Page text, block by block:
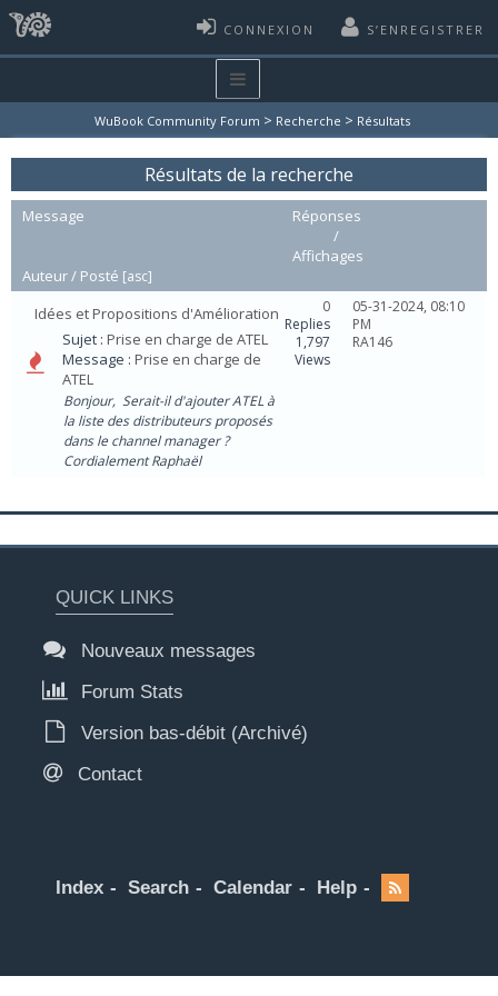
CONNEXION S’ENREGISTRER
WuBook Community Forum > Recherche > Résultats
Résultats de la recherche
Message
Réponses
/
Affichages
Auteur / Posté [asc]
Idées et Propositions d'Amélioration
Sujet : Prise en charge de ATEL
Message : Prise en charge de
ATEL
Bonjour, Serait-il d'ajouter ATEL à
la liste des distributeurs proposés
dans le channel manager ?
Cordialement Raphaël
0
Replies
1,797
Views
05-31-2024, 08:10
PM
RA146
QUICK LINKS
Nouveaux messages
Forum Stats
Version bas-débit (Archivé)
Contact
Index Search Calendar Help